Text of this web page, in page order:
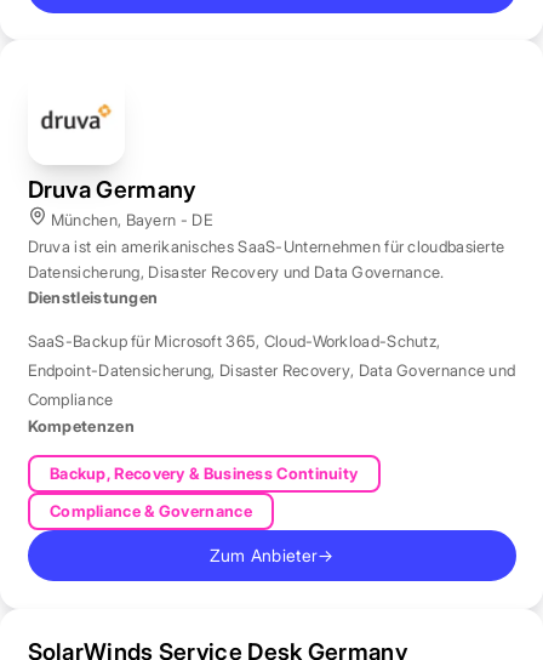
Druva Germany
München, Bayern - DE
Druva ist ein amerikanisches SaaS-Unternehmen für cloudbasierte
Datensicherung, Disaster Recovery und Data Governance.
Dienstleistungen
SaaS-Backup für Microsoft 365, Cloud-Workload-Schutz,
Endpoint-Datensicherung, Disaster Recovery, Data Governance und
Compliance
Kompetenzen
Backup, Recovery & Business Continuity
Compliance & Governance
Zum Anbieter→
SolarWinds Service Desk Germany